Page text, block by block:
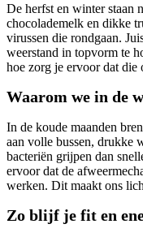
De herfst en winter staan
chocolademelk en dikke
virussen die rondgaan.
weerstand in topvorm te
hoe zorg je ervoor dat die
Waarom we in de
In de koude maanden
aan volle bussen, drukke
bacteriën grijpen dan
ervoor dat de
werken. Dit maakt ons
Zo blijf je fit en